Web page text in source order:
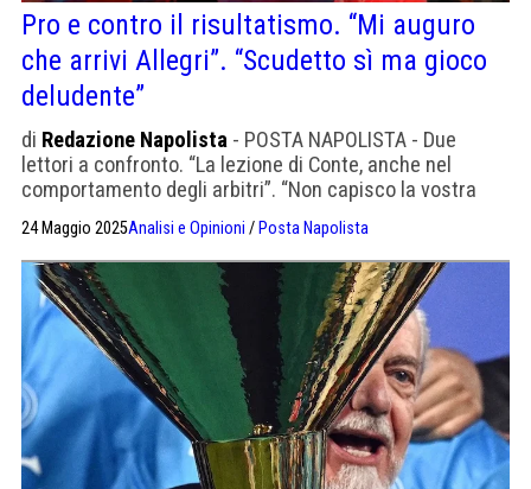
Pro e contro il risultatismo. “Mi auguro
che arrivi Allegri”. “Scudetto sì ma gioco
deludente”
di Redazione Napolista - POSTA NAPOLISTA - Due
lettori a confronto. “La lezione di Conte, anche nel
comportamento degli arbitri”. “Non capisco la vostra
24 Maggio 2025Analisi e Opinioni / Posta Napolista